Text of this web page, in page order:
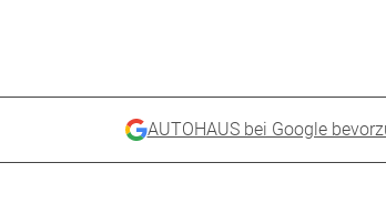
AUTOHAUS bei Google